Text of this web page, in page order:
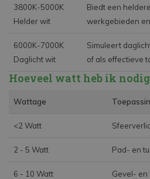
3800K-5000K
Helder wit
Biedt een
werkgebieden
6000K-7000K
Daglicht wit
Simuleert
of als effectieve
Hoeveel watt heb ik
Wattage
<2 Watt
2 - 5 Watt Pad- en
6 - 10 Watt Gevel- en